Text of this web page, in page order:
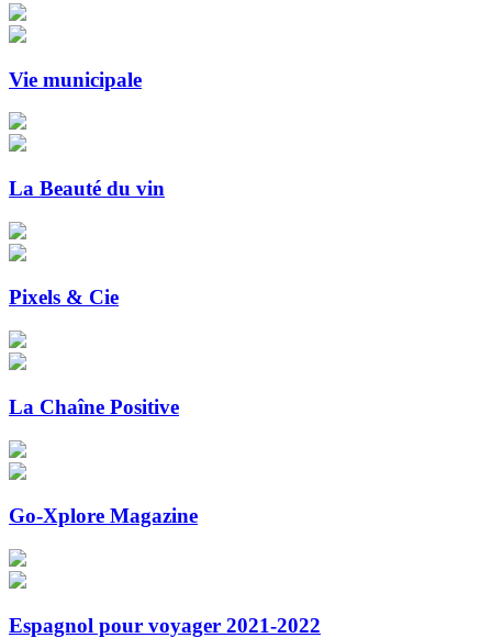
Vie municipale
La Beauté du vin
Pixels & Cie
La Chaîne Positive
Go-Xplore Magazine
Espagnol pour voyager 2021-2022